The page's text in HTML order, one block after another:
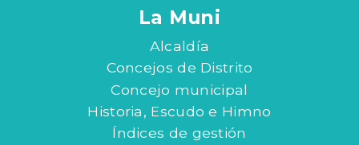
La Muni
Alcaldía
Concejos de Distrito
Concejo municipal
Historia, Escudo e Himno
Índices de gestión